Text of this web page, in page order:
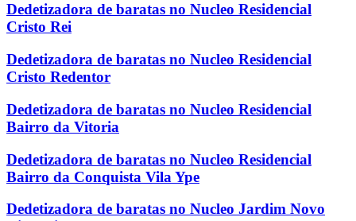
Dedetizadora de baratas no Nucleo Residencial
Cristo Rei
Dedetizadora de baratas no Nucleo Residencial
Cristo Redentor
Dedetizadora de baratas no Nucleo Residencial
Bairro da Vitoria
Dedetizadora de baratas no Nucleo Residencial
Bairro da Conquista Vila Ype
Dedetizadora de baratas no Nucleo Jardim Novo